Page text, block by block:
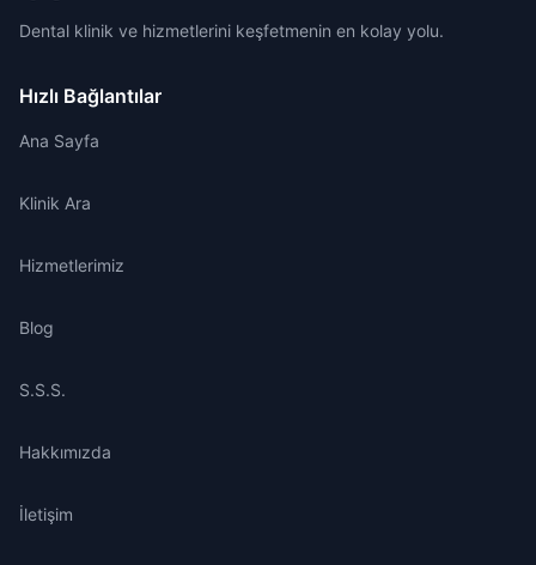
Dental klinik ve hizmetlerini keşfetmenin en kolay yolu.
Hızlı Bağlantılar
Ana Sayfa
Klinik Ara
Hizmetlerimiz
Blog
S.S.S.
Hakkımızda
İletişim